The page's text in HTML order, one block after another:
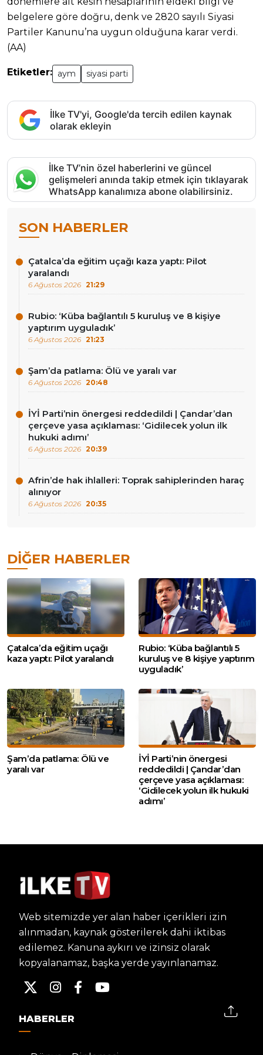
belgelere göre doğru, denk ve 2820 sayılı Siyasi
Partiler Kanunu’na uygun olduğuna karar verdi.
(AA)
Etiketler: aym siyasi parti
İlke TV'yi, Google'da tercih edilen kaynak
olarak ekleyin
İlke TV’nin özel haberlerini ve güncel
gelişmeleri anında takip etmek için tıklayarak
WhatsApp kanalımıza abone olabilirsiniz.
SON HABERLER
Çatalca’da eğitim uçağı kaza yaptı: Pilot
yaralandı
6 Ağustos 2026 21:29
Rubio: ‘Küba bağlantılı 5 kuruluş ve 8 kişiye
yaptırım uyguladık’
6 Ağustos 2026 21:23
Şam’da patlama: Ölü ve yaralı var
6 Ağustos 2026 20:48
İYİ Parti’nin önergesi reddedildi | Çandar’dan
çerçeve yasa açıklaması: ‘Gidilecek yolun ilk
hukuki adımı’
6 Ağustos 2026 20:39
Afrin’de hak ihlalleri: Toprak sahiplerinden haraç
alınıyor
6 Ağustos 2026 20:35
DIĞER HABERLER
Çatalca’da eğitim uçağı
kaza yaptı: Pilot yaralandı
Rubio: ‘Küba bağlantılı 5
kuruluş ve 8 kişiye yaptırım
uyguladık’
Şam’da patlama: Ölü ve
yaralı var
İYİ Parti’nin önergesi
reddedildi | Çandar’dan
çerçeve yasa açıklaması:
‘Gidilecek yolun ilk hukuki
adımı’
Web sitemizde yer alan haber içerikleri izin
alınmadan, kaynak gösterilerek dahi iktibas
edilemez. Kanuna aykırı ve izinsiz olarak
kopyalanamaz, başka yerde yayınlanamaz.
HABERLER